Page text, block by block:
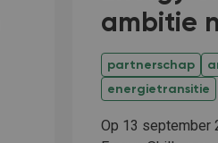
ambitie
partnerschap
energietransitie
Op 13 september